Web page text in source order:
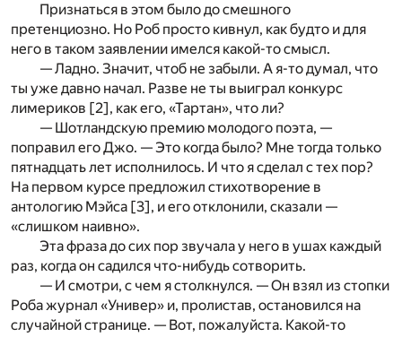
Признаться в этом было до смешного
претенциозно. Но Роб просто кивнул, как будто и для
него в таком заявлении имелся какой-то смысл.
— Ладно. Значит, чтоб не забыли. А я-то думал, что
ты уже давно начал. Разве не ты выиграл конкурс
лимериков [2], как его, «Тартан», что ли?
— Шотландскую премию молодого поэта, —
поправил его Джо. — Это когда было? Мне тогда только
пятнадцать лет исполнилось. И что я сделал с тех пор?
На первом курсе предложил стихотворение в
антологию Мэйса [3], и его отклонили, сказали —
«слишком наивно».
Эта фраза до сих пор звучала у него в ушах каждый
раз, когда он садился что-нибудь сотворить.
— И смотри, с чем я столкнулся. — Он взял из стопки
Роба журнал «Универ» и, пролистав, остановился на
случайной странице. — Вот, пожалуйста. Какой-то